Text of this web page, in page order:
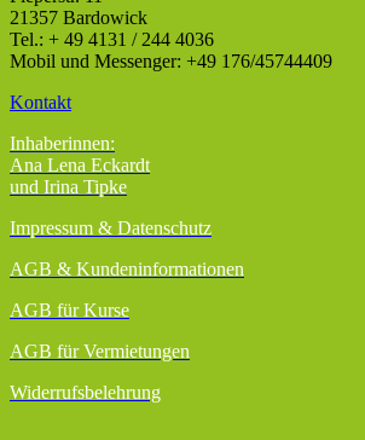
21357 Bardowick
Tel.: + 49 4131 / 244 4036
Mobil und Messenger: +49 176/45744409
Kontakt
Inhaberinnen:
Ana Lena Eckardt
und Irina Tipke
Impressum & Datenschutz
AGB & Kundeninformationen
AGB für Kurse
AGB für Vermietungen
Widerrufsbelehrung